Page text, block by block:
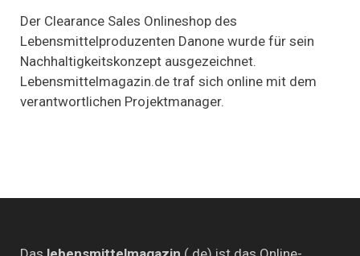
die
abläuft
…
Der Clearance Sales Onlineshop des
Lebensmittelproduzenten Danone wurde für sein
Nachhaltigkeitskonzept ausgezeichnet.
Lebensmittelmagazin.de traf sich online mit dem
verantwortlichen Projektmanager.